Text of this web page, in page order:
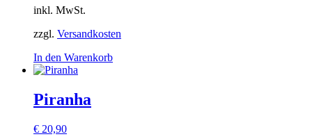
inkl. MwSt.
zzgl. Versandkosten
In den Warenkorb
Piranha
€ 20,90